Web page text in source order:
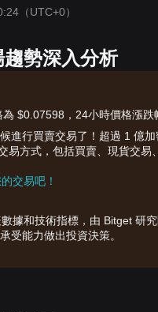
（UTC+0）
勢深入分析
$0.07598，24小時價格漲
進行買賣交易了！超過 1 億
易方式，包括買賣、現貨交
交易吧！
據和技術指標，由 Bitget 研
受能力做出投資決策。